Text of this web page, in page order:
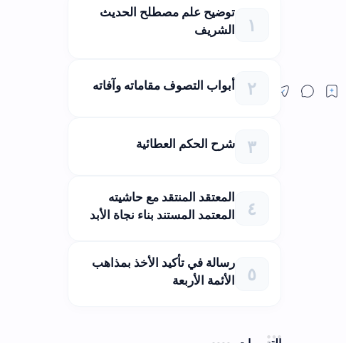
توضيح علم مصطلح الحديث
الشريف
أبواب التصوف مقاماته وآفاته
شرح الحكم العطائية
المعتقد المنتقد مع حاشيته
المعتمد المستند بناء نجاة الأبد
رسالة في تأكيد الأخذ بمذاهب
الأئمة الأربعة